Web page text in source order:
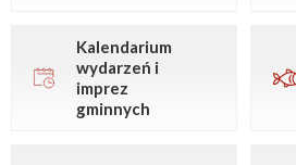
Kalendarium
wydarzeń i
imprez
gminnych